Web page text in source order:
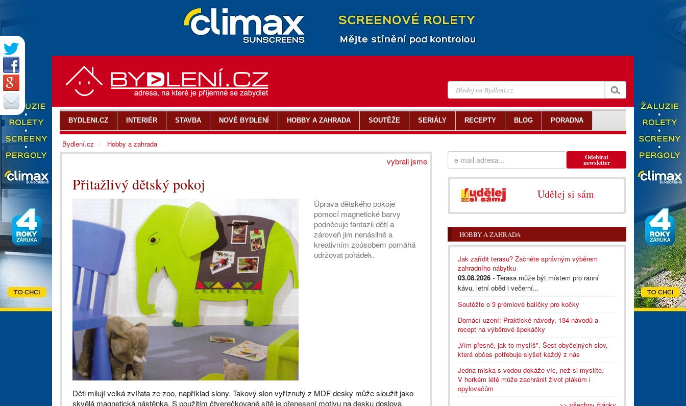
vybrali jsme
Přitažlivý dětský pokoj
Úprava dětského pokoje
pomocí magnetické barvy
podněcuje fantazii dětí a
zároveň jim nenásilně a
kreativním způsobem pomáhá
udržovat pořádek.
Děti milují velká zvířata ze zoo, například slony. Takový slon vyříznutý z MDF desky může sloužit jako
skvělá magnetická nástěnka. S použitím čtverečkované sítě je přenesení motivu na desku doslova
Odebírat
newsletter
Udělej si sám
HOBBY A ZAHRADA
Jak zařídit terasu? Začněte správným výběrem
zahradního nábytku
03.08.2026 - Terasa může být místem pro ranní
kávu, letní oběd i večerní...
Soutěžte o 3 prémiové balíčky pro kočky
Domácí uzení: Praktické návody, 134 návodů a
recept na výběrové špekáčky
„Vím přesně, jak to myslíš". Šest obyčejných slov,
která občas potřebuje slyšet každý z nás
Jedna miska s vodou dokáže víc, než si myslíte.
V horkém létě může zachránit život ptákům i
opylovačům
BYDLENI.CZ INTERIÉR STAVBA NOVÉ BYDLENÍ HOBBY A ZAHRADA SOUTĚŽE SERIÁLY RECEPTY BLOG PORADNA
Bydlení.cz Hobby a zahrada